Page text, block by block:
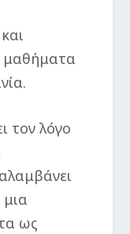
μαθήματα
τον λόγο
ως